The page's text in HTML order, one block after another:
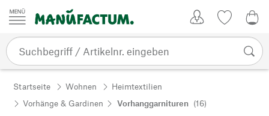
Zum Inhalt springen
Startseite Wohnen
Heimtextilien
Vorhänge & Gardinen
Vorhanggarnituren (16)